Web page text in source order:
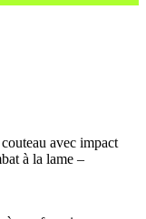
avec impact
à la lame –